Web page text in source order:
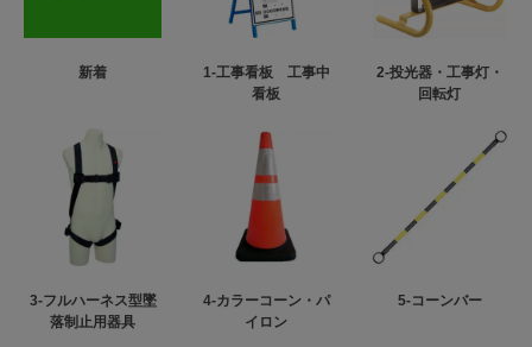
新着
1-工事看板 工事中
看板
2-投光器・工事灯・
回転灯
3-フルハーネス型墜
落制止用器具
4-カラーコーン・パ
イロン
5-コーンバー